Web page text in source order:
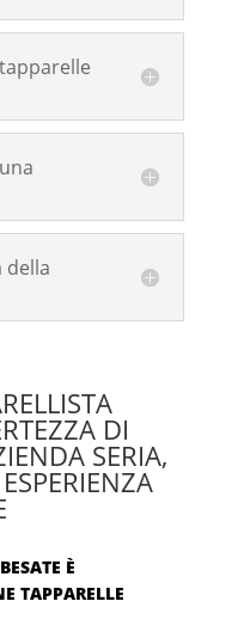
della
DI
SERIA,
È
TAPPARELLE